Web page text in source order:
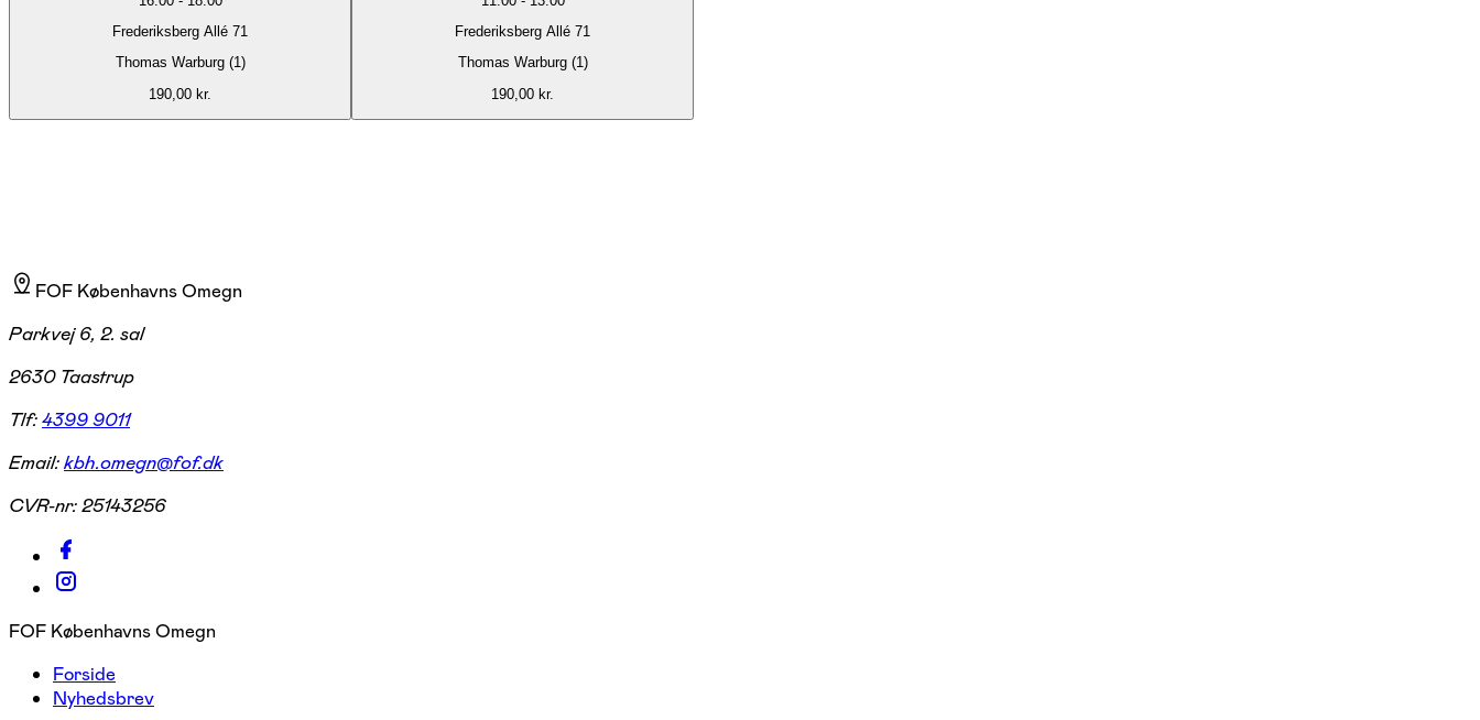
Frederiksberg Allé 71
Thomas Warburg (1)
190,00 kr.
Frederiksberg Allé 71
Thomas Warburg (1)
190,00 kr.
FOF Københavns Omegn
Parkvej 6, 2. sal
2630 Taastrup
Tlf:4399 9011
Email:kbh.omegn@fof.dk
CVR-nr:25143256
FOF Københavns Omegn
Forside
Nyhedsbrev